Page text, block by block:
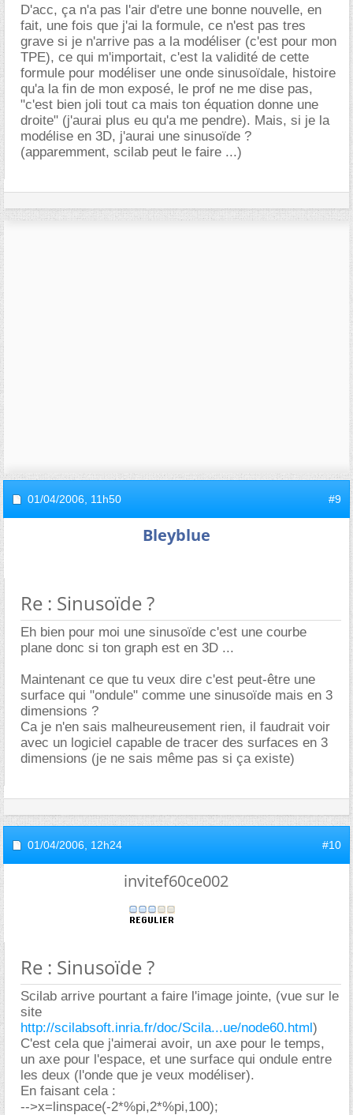
D'acc, ça n'a pas l'air d'etre une bonne nouvelle, en
fait, une fois que j'ai la formule, ce n'est pas tres
grave si je n'arrive pas a la modéliser (c'est pour mon
TPE), ce qui m'importait, c'est la validité de cette
formule pour modéliser une onde sinusoïdale, histoire
qu'a la fin de mon exposé, le prof ne me dise pas,
"c'est bien joli tout ca mais ton équation donne une
droite" (j'aurai plus eu qu'a me pendre). Mais, si je la
modélise en 3D, j'aurai une sinusoïde ?
(apparemment, scilab peut le faire ...)
01/04/2006, 11h50 #9
Bleyblue
Re : Sinusoïde ?
Eh bien pour moi une sinusoïde c'est une courbe
plane donc si ton graph est en 3D ...
Maintenant ce que tu veux dire c'est peut-être une
surface qui "ondule" comme une sinusoïde mais en 3
dimensions ?
Ca je n'en sais malheureusement rien, il faudrait voir
avec un logiciel capable de tracer des surfaces en 3
dimensions (je ne sais même pas si ça existe)
01/04/2006, 12h24 #10
invitef60ce002
Re : Sinusoïde ?
Scilab arrive pourtant a faire l'image jointe, (vue sur le
site
http://scilabsoft.inria.fr/doc/Scila...ue/node60.html)
C'est cela que j'aimerai avoir, un axe pour le temps,
un axe pour l'espace, et une surface qui ondule entre
les deux (l'onde que je veux modéliser).
En faisant cela :
-->x=linspace(-2*%pi,2*%pi,100);